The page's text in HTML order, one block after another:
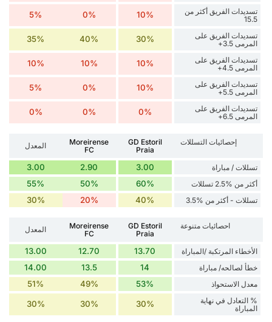
تسديدات الفريق أكثر من
15.5
10%
0%
5%
تسديدات الفريق على
المرمى 3.5+
30%
40%
35%
تسديدات الفريق على
المرمى 4.5+
10%
10%
10%
تسديدات الفريق على
المرمى 5.5+
10%
0%
5%
تسديدات الفريق على
المرمى 6.5+
0%
0%
0%
إحصائيات التسللات
GD Estoril
Praia
Moreirense
FC
المعدل
تسللات / مباراة 3.00
2.90
3.00
أكثر من %2.5 تسللات 60%
50%
55%
تسللات - أكثر من %3.5 40%
20%
30%
احصائيات متنوعة
GD Estoril
Praia
Moreirense
FC
المعدل
الأخطاء المرتكبة /المباراة 13.70
12.70
13.00
خطأ لصالحه/ مباراة 14
13.5
14.00
معدل الاستحواذ 53%
49%
51%
% التعادل في نهاية
المباراة
30%
30%
30%